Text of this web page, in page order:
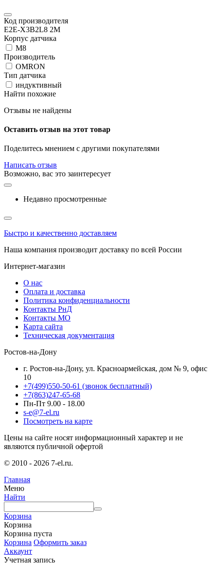
Код производителя
E2E-X3B2L8 2M
Корпус датчика
М8
Производитель
OMRON
Тип датчика
индуктивный
Найти похожие
Отзывы не найдены
Оставить отзыв на этот товар
Поделитесь мнением с другими покупателями
Написать отзыв
Возможно, вас это заинтересует
Недавно просмотренные
Быстро и качественно доставляем
Наша компания производит доставку по всей России
Интернет-магазин
О нас
Оплата и доставка
Политика конфиденциальности
Контакты РнД
Контакты МО
Карта сайта
Техническая документация
Ростов-на-Дону
г. Ростов-на-Дону, ул. Красноармейская, дом № 9, офис
10
+7(499)550-50-61 (звонок бесплатный)
+7(863)247-65-68
Пн-Пт 9.00 - 18.00
s-e@7-el.ru
Посмотреть на карте
Цены на сайте носят информационный характер и не
являются публичной офертой
© 2010 - 2026 7-el.ru.
Главная
Меню
Найти
Корзина
Корзина
Корзина пуста
Корзина Оформить заказ
Аккаунт
Учетная запись